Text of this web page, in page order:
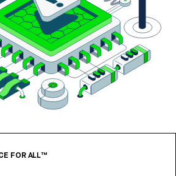
FOR ALL™